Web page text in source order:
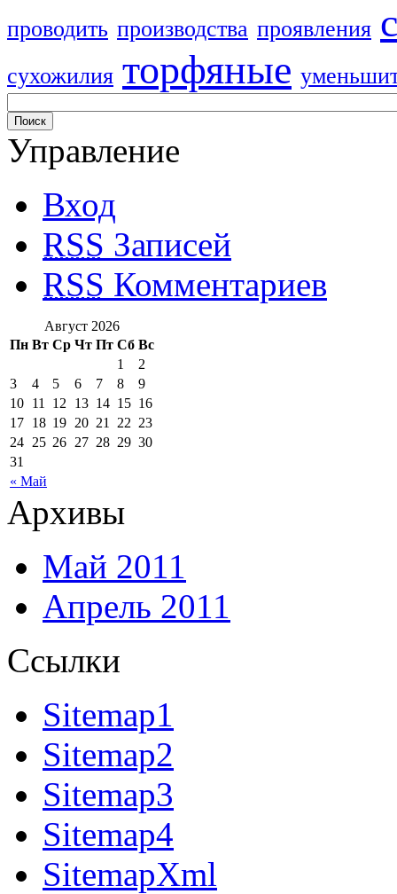
проводить производства проявления
сухожилия торфяные
Управление
Вход
RSS Записей
RSS Комментариев
Август 2026
Пн Вт Ср Чт Пт Сб Вс
« Май
1
2
3
4 5 6 7 8
9
10 11 12 13 14 15 16
17 18 19 20 21 22 23
24 25 26 27 28 29 30
31
Архивы
Май 2011
Апрель 2011
Ссылки
Sitemap1
Sitemap2
Sitemap3
Sitemap4
SitemapXml